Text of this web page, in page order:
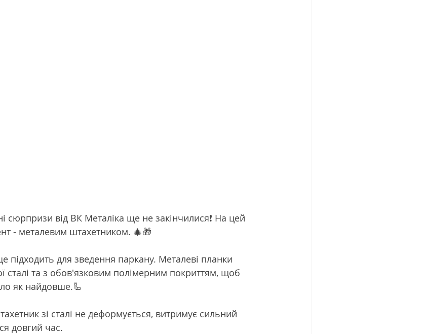
сюрпризи від ВК Металіка ще не закінчилися❗️ На цей
- металевим штахетником. 🎄🎁
підходить для зведення паркану. Металеві планки
сталі та з обов'язковим полімерним покриттям, щоб
як найдовше.🦾
зі сталі не деформується, витримує сильний
довгий час.